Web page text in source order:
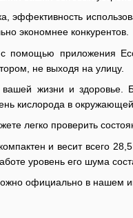
эффективность
экономнее конкурентов.
помощью приложения
не выходя на улицу.
жизни и здоровье.
кислорода в
легко проверить
и весит всего
уровень его шума
официально в нашем